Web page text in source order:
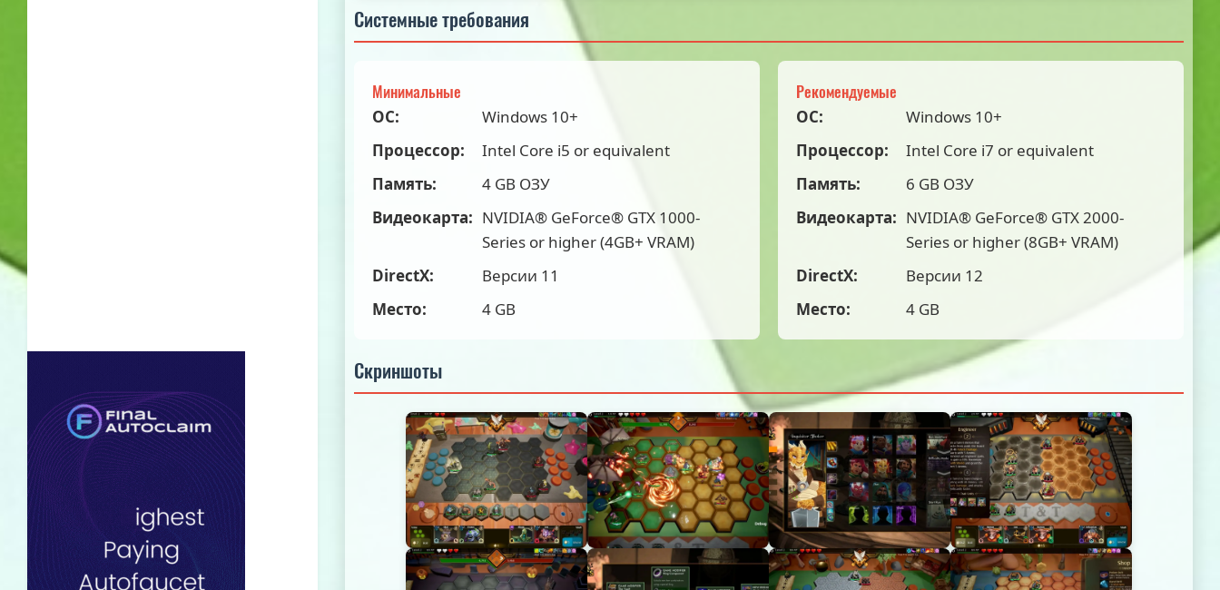
Системные требования
Минимальные
ОС:
Windows 10+
Процессор:
Intel Core i5 or equivalent
Память:
4 GB ОЗУ
Видеокарта: NVIDIA® GeForce® GTX 1000-
Series or higher (4GB+ VRAM)
DirectX:
Версии 11
Место:
4 GB
Рекомендуемые
ОС:
Windows 10+
Процессор:
Intel Core i7 or equivalent
Память:
6 GB ОЗУ
Видеокарта: NVIDIA® GeForce® GTX 2000-
Series or higher (8GB+ VRAM)
DirectX:
Версии 12
Место:
4 GB
Скриншоты